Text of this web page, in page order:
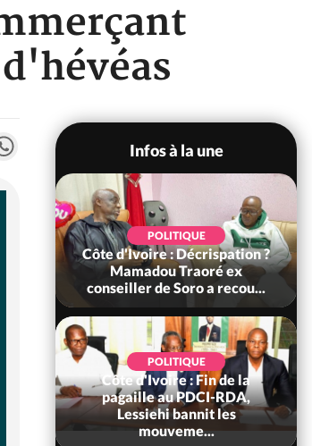
WhatsApp
Infos à la une
POLITIQUE
Côte d'Ivoire : Décrispation ?
Mamadou Traoré ex
conseiller de Soro a recou...
POLITIQUE
Côte d'Ivoire : Fin de la
pagaille au PDCI-RDA,
Lessiehi bannit les
mouveme...